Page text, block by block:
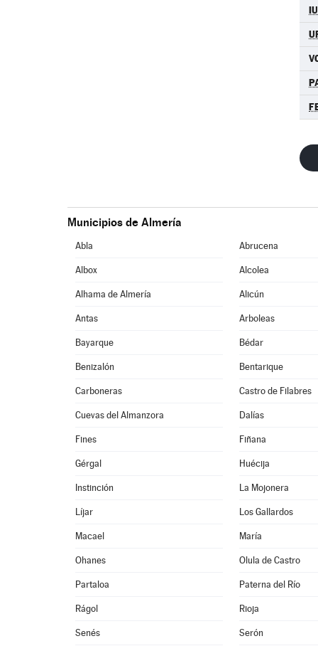
Municipios de Almería
Abla Abrucena
Albox Alcolea
Alhama de Almería Alicún
Antas Arboleas
Bayarque Bédar
Benizalón Bentarique
Carboneras Castro de Filabres
Cuevas del Almanzora Dalías
Fines Fiñana
Gérgal Huécija
Instinción La Mojonera
Líjar Los Gallardos
Macael María
Ohanes Olula de Castro
Partaloa Paterna del Río
Rágol Rioja
Senés Serón